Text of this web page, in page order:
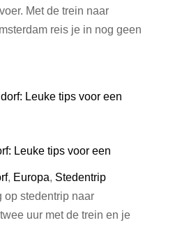
Met de trein naar
reis je in nog geen
Leuke tips voor een
, Europa, Stedentrip
op stedentrip naar
uur met de trein en je